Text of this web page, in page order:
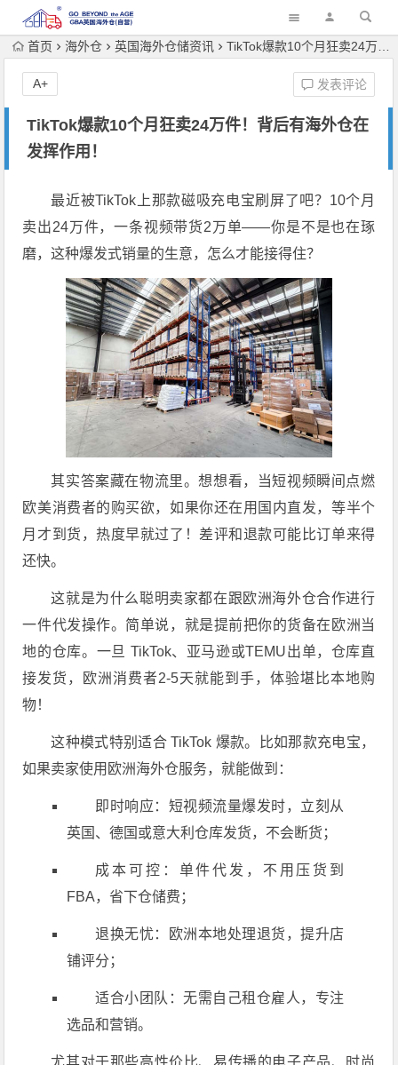
首页 海外仓 英国海外仓储资讯 TikTok爆款10个月狂卖24万件！背后有海外仓在发挥作用！
TikTok爆款10个月狂卖24万件！背后有海外仓在
发挥作用！
发表评论
A+
最近被TikTok上那款磁吸充电宝刷屏了吧？10个月
卖出24万件，一条视频带货2万单——你是不是也在琢
磨，这种爆发式销量的生意，怎么才能接得住？
其实答案藏在物流里。想想看，当短视频瞬间点燃
欧美消费者的购买欲，如果你还在用国内直发，等半个
月才到货，热度早就过了！差评和退款可能比订单来得
还快。
这就是为什么聪明卖家都在跟欧洲海外仓合作进行
一件代发操作。简单说，就是提前把你的货备在欧洲当
地的仓库。一旦 TikTok、亚马逊或TEMU出单，仓库直
接发货，欧洲消费者2-5天就能到手，体验堪比本地购
物！
这种模式特别适合 TikTok 爆款。比如那款充电宝，
如果卖家使用欧洲海外仓服务，就能做到：
即时响应：短视频流量爆发时，立刻从
英国、德国或意大利仓库发货，不会断货；
成本可控：单件代发，不用压货到
FBA，省下仓储费；
退换无忧：欧洲本地处理退货，提升店
铺评分；
适合小团队：无需自己租仓雇人，专注
选品和营销。
尤其对于那些高性价比、易传播的电子产品、时尚